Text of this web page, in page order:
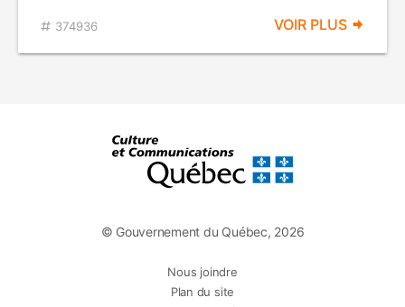
374936 VOIR PLUS
© Gouvernement du Québec, 2026
Nous joindre
Plan du site